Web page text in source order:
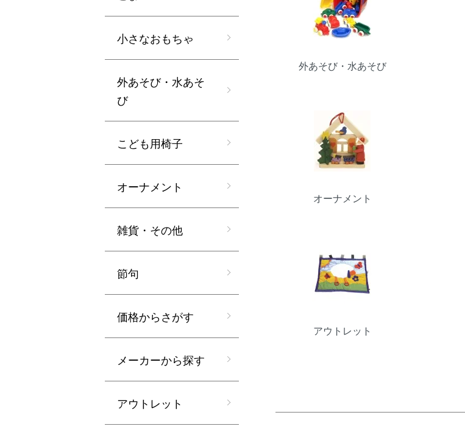
外あそび・水あそび
オーナメント
アウトレット
小さなおもちゃ
外あそび・水あそ
び
こども用椅子
オーナメント
雑貨・その他
節句
価格からさがす
メーカーから探す
アウトレット